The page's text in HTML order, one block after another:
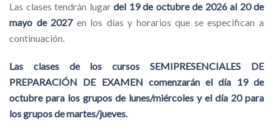
Las clases tendrán lugar del 19 de octubre de 2026 al 20 de
mayo de 2027en los días y horarios que se especifican a
continuación.
Las clases de los cursos SEMIPRESENCIALES DE
PREPARACIÓN DE EXAMEN comenzarán el día 19 de
octubre para los grupos de lunes/miércoles y el día 20 para
los grupos de martes/jueves.